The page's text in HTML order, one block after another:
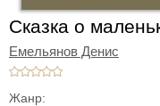
Сказка о
Емельянов Денис
Жанр: